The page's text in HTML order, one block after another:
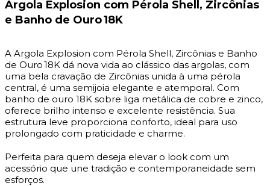
Argola Explosion com Pérola Shell, Zircônias
e Banho de Ouro 18K
A Argola Explosion com Pérola Shell, Zircônias e Banho
de Ouro 18K dá nova vida ao clássico das argolas, com
uma bela cravação de Zircônias unida à uma pérola
central, é uma semijoia elegante e atemporal. Com
banho de ouro 18K sobre liga metálica de cobre e zinco,
oferece brilho intenso e excelente resistência. Sua
estrutura leve proporciona conforto, ideal para uso
prolongado com praticidade e charme.
Perfeita para quem deseja elevar o look com um
acessório que une tradição e contemporaneidade sem
esforços.